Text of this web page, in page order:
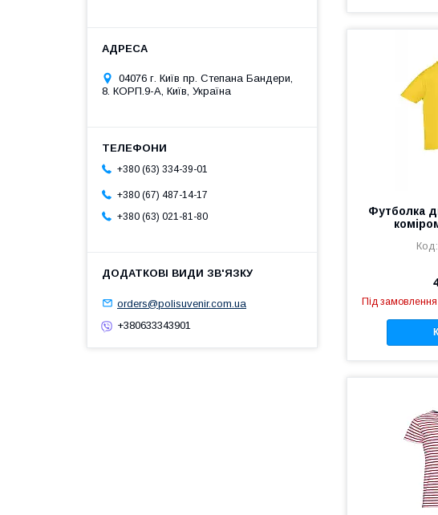
Футболка
Під замовлення
04076 г. Київ пр. Степана Бандери,
8. КОРП.9-А, Київ, Україна
+380 (63) 334-39-01
+380 (67) 487-14-17
+380 (63) 021-81-80
orders@polisuvenir.com.ua
+380633343901